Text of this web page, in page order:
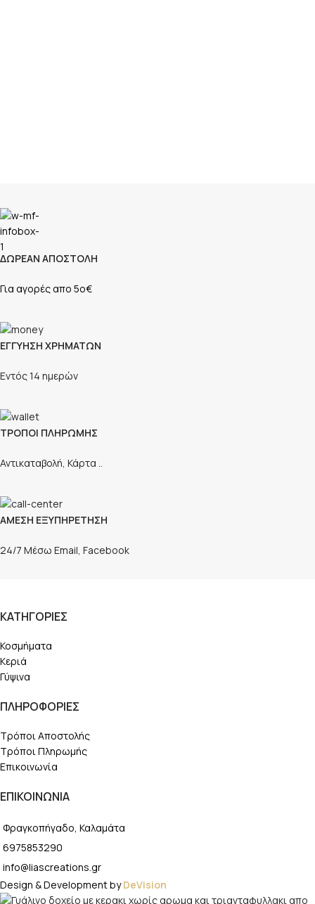
ΔΩΡΕΑΝ ΑΠΟΣΤΟΛΗ
Για αγορές απο 5ο€
ΕΓΓΥΗΣΗ ΧΡΗΜΑΤΩΝ
Εντός 14 ημερών
ΤΡΟΠΟΙ ΠΛΗΡΩΜΗΣ
Αντικαταβολή, Κάρτα ..
ΑΜΕΣΗ ΕΞΥΠΗΡΕΤΗΣΗ
24/7 Μέσω Email, Facebook
ΚΑΤΗΓΟΡΙΕΣ
Κοσμήματα
Κεριά
Γύψινα
ΠΛΗΡΟΦΟΡΙΕΣ
Τρόποι Αποστολής
Τρόποι Πληρωμής
Επικοινωνία
ΕΠΙΚΟΙΝΩΝΙΑ
Φραγκοπήγαδο, Καλαμάτα
6975853290
info@liascreations.gr
Design & Development byDeVision